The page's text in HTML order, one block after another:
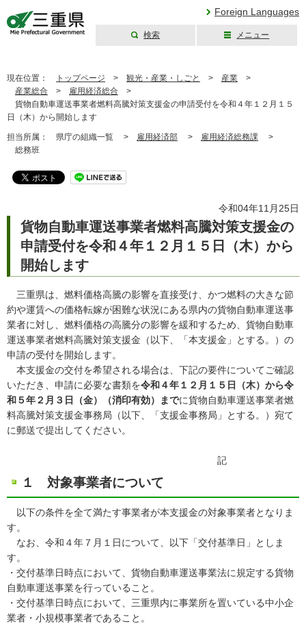
Foreign Languages
検索 メニュー
現在位置： トップページ > 観光・産業・しごと > 産業 >
産業総合 > 雇用経済総合 >
貨物自動車運送事業者燃料高騰対策支援金の申請受付を令和４年１２月１５
日（木）から開始します
担当所属： 県庁の組織一覧 > 雇用経済部 > 雇用経済総務課 >
総務班
令和04年11月25日
貨物自動車運送事業者燃料高騰対策支援金の
申請受付を令和４年１２月１５日（木）から
開始します
三重県は、燃料価格高騰の影響を直接受け、かつ燃料の大きな節
約や運賃への価格転嫁が困難な状況にある県内の貨物自動車運送事
業者に対し、燃料価格の高騰分の影響を緩和するため、貨物自動車
運送事業者燃料高騰対策支援金（以下、「本支援金」とする。）の
申請の受付を開始します。
本支援金の交付を希望される場合は、下記の要件についてご確認
いただき、申請に必要な書類を令和４年１２月１５日（木）から令
和５年２月３日（金）（消印有効）までに貨物自動車運送事業者燃
料高騰対策支援金事務局（以下、「支援金事務局」とする。）宛て
に郵送で提出してください。
記
１ 対象事業者について
以下の条件を全て満たす事業者が本支援金の対象事業者となりま
す。
なお、令和４年７月１日について、以下「交付基準日」としま
す。
・交付基準日時点において、貨物自動車運送事業法に規定する貨物
自動車運送事業を行っていること。
・交付基準日時点において、三重県内に事業所を置いている中小企
業者・小規模事業者であること。